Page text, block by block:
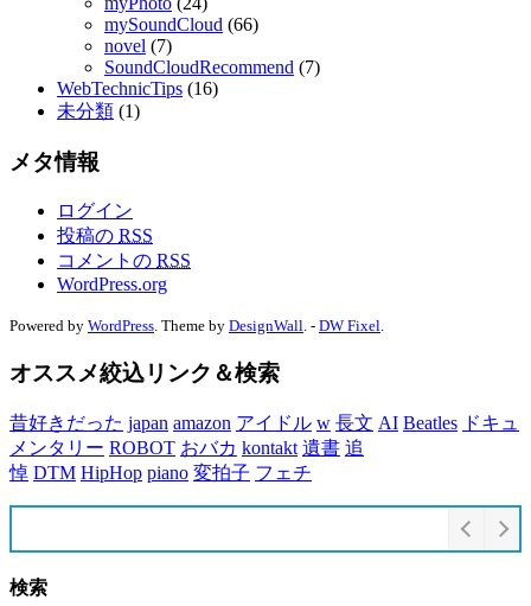
mySoundCloud (66)
novel (7)
SoundCloudRecommend (7)
WebTechnicTips (16)
未分類 (1)
メタ情報
ログイン
投稿の RSS
コメントの RSS
WordPress.org
Powered by WordPress. Theme by DesignWall. - DW Fixel.
オススメ絞込リンク＆検索
昔好きだった japan amazon アイドル w 長文 AI Beatles ドキュ
メンタリー ROBOT おバカ kontakt 遺書 追
悼 DTM HipHop piano 変拍子 フェチ
検索